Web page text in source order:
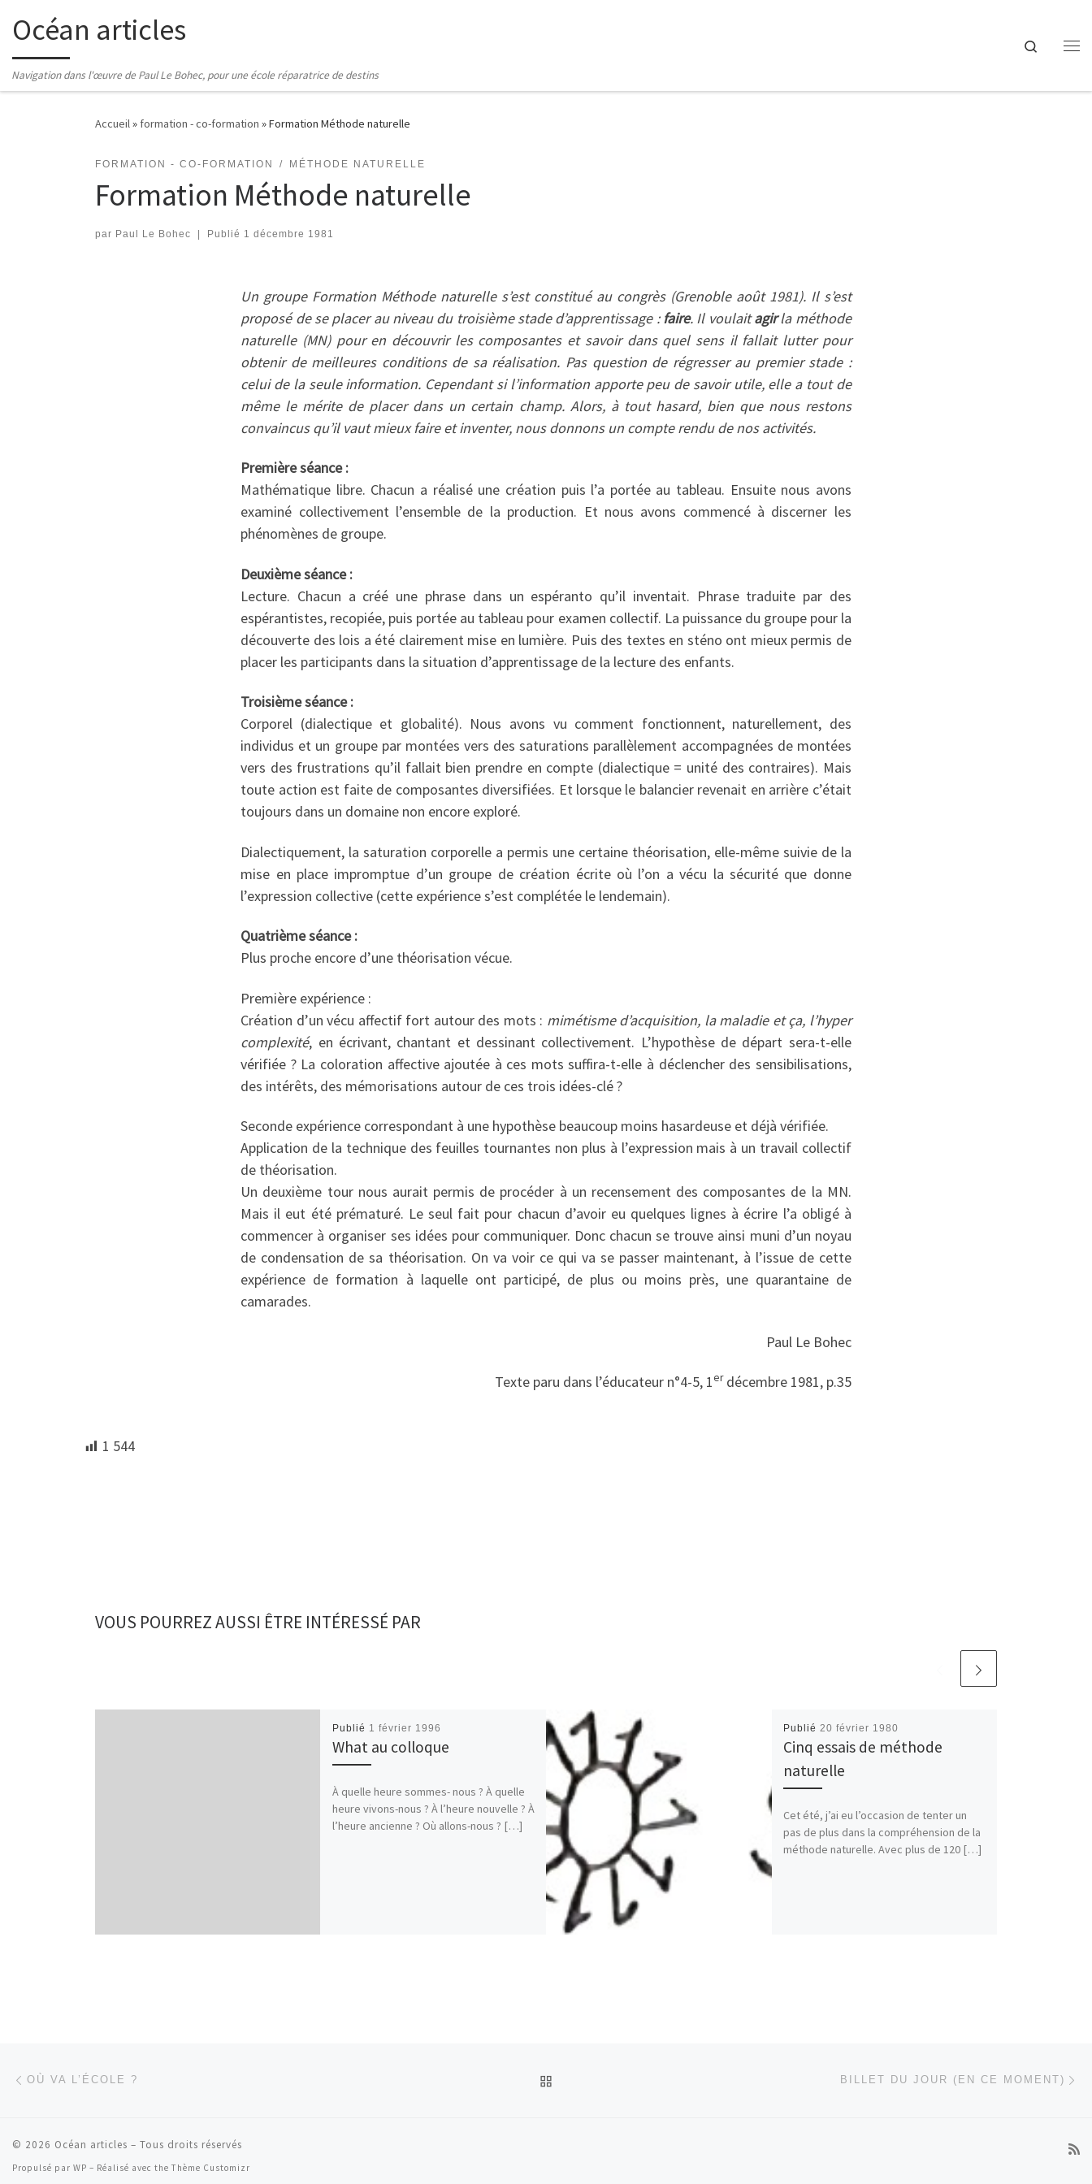
Passer au contenu
Océan articles
Navigation dans l'œuvre de Paul Le Bohec, pour une école réparatrice de destins
Search
Accueil» formation - co-formation »Formation Méthode naturelle
FORMATION - CO-FORMATION MÉTHODE NATURELLE
Formation Méthode naturelle
par Paul Le Bohec Publié 1 décembre 1981
Un groupe Formation Méthode naturelle s’est constitué au congrès (Grenoble août 1981). Il s’est
proposé de se placer au niveau du troisième stade d’apprentissage :faire. Il voulaitagirla méthode
naturelle (MN) pour en découvrir les composantes et savoir dans quel sens il fallait lutter pour
obtenir de meilleures conditions de sa réalisation. Pas question de régresser au premier stade :
celui de la seule information. Cependant si l’information apporte peu de savoir utile, elle a tout de
même le mérite de placer dans un certain champ. Alors, à tout hasard, bien que nous restons
convaincus qu’il vaut mieux faire et inventer, nous donnons un compte rendu de nos activités.
Première séance :
Mathématique libre. Chacun a réalisé une création puis l’a portée au tableau. Ensuite nous avons
examiné collectivement l’ensemble de la production. Et nous avons commencé à discerner les
phénomènes de groupe.
Deuxième séance :
Lecture. Chacun a créé une phrase dans un espéranto qu’il inventait. Phrase traduite par des
espérantistes, recopiée, puis portée au tableau pour examen collectif. La puissance du groupe pour la
découverte des lois a été clairement mise en lumière. Puis des textes en sténo ont mieux permis de
placer les participants dans la situation d’apprentissage de la lecture des enfants.
Troisième séance :
Corporel (dialectique et globalité). Nous avons vu comment fonctionnent, naturellement, des
individus et un groupe par montées vers des saturations parallèlement accompagnées de montées
vers des frustrations qu’il fallait bien prendre en compte (dialectique = unité des contraires). Mais
toute action est faite de composantes diversifiées. Et lorsque le balancier revenait en arrière c’était
toujours dans un domaine non encore exploré.
Dialectiquement, la saturation corporelle a permis une certaine théorisation, elle-même suivie de la
mise en place impromptue d’un groupe de création écrite où l’on a vécu la sécurité que donne
l’expression collective (cette expérience s’est complétée le lendemain).
Quatrième séance :
Plus proche encore d’une théorisation vécue.
Première expérience :
Création d’un vécu affectif fort autour des mots : mimétisme d’acquisition, la maladie et ça, l’hyper
complexité, en écrivant, chantant et dessinant collectivement. L’hypothèse de départ sera-t-elle
vérifiée ? La coloration affective ajoutée à ces mots suffira-t-elle à déclencher des sensibilisations,
des intérêts, des mémorisations autour de ces trois idées-clé ?
Seconde expérience correspondant à une hypothèse beaucoup moins hasardeuse et déjà vérifiée.
Application de la technique des feuilles tournantes non plus à l’expression mais à un travail collectif
de théorisation.
Un deuxième tour nous aurait permis de procéder à un recensement des composantes de la MN.
Mais il eut été prématuré. Le seul fait pour chacun d’avoir eu quelques lignes à écrire l’a obligé à
commencer à organiser ses idées pour communiquer. Donc chacun se trouve ainsi muni d’un noyau
de condensation de sa théorisation. On va voir ce qui va se passer maintenant, à l’issue de cette
expérience de formation à laquelle ont participé, de plus ou moins près, une quarantaine de
camarades.
Paul Le Bohec
Texte paru dans l’éducateur n°4-5, 1erdécembre 1981, p.35
1 544
VOUS POURREZ AUSSI ÊTRE INTÉRESSÉ PAR
Publié 1 février 1996
What au colloque
À quelle heure sommes- nous ? À quelle
heure vivons-nous ? À l’heure nouvelle ? À
l’heure ancienne ? Où allons-nous ? […]
Publié 20 février 1980
Cinq essais de méthode
naturelle
Cet été, j’ai eu l’occasion de tenter un
pas de plus dans la compréhension de la
méthode naturelle. Avec plus de 120 […]
Parcourir les articles
OÙ VA L’ÉCOLE ? BILLET DU JOUR (EN CE MOMENT)
© 2026 Océan articles – Tous droits réservés
Propulsé par WP – Réalisé avec the Thème Customizr